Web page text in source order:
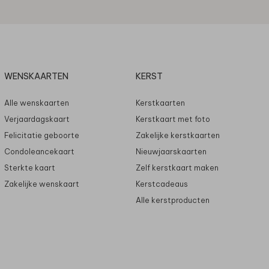
WENSKAARTEN
Alle wenskaarten
Verjaardagskaart
Felicitatie geboorte
Condoleancekaart
Sterkte kaart
Zakelijke wenskaart
KERST
Kerstkaarten
Kerstkaart met foto
Zakelijke kerstkaarten
Nieuwjaarskaarten
Zelf kerstkaart maken
Kerstcadeaus
Alle kerstproducten